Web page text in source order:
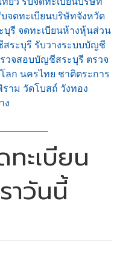
จดทะเบียนบริษัทจังหวัด
บุรี จดทะเบียนห้างหุ้นส่วน
ระบุรี รับวางระบบบัญชี
วจสอบบัญชีสระบุรี ตรวจ
ก นครไทย ชาติตระการ
าม วัดโบสถ์ วังทอง
ง
ะเบียน
าวันนี้